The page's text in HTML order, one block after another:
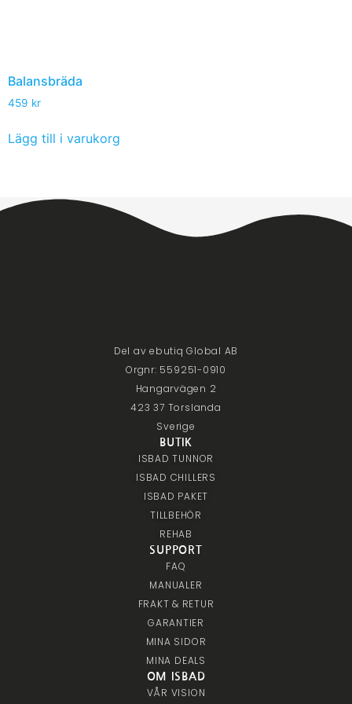
Balansbräda
459 kr
Lägg till i varukorg
Del av ebutiq Global AB
Orgnr: 559251-0910
Hangarvägen 2
423 37 Torslanda
Sverige
BUTIK
ISBAD TUNNOR
ISBAD CHILLERS
ISBAD PAKET
TILLBEHÖR
REHAB
SUPPORT
FAQ
MANUALER
FRAKT & RETUR
GARANTIER
MINA SIDOR
MINA DEALS
OM ISBAD
VÅR VISION